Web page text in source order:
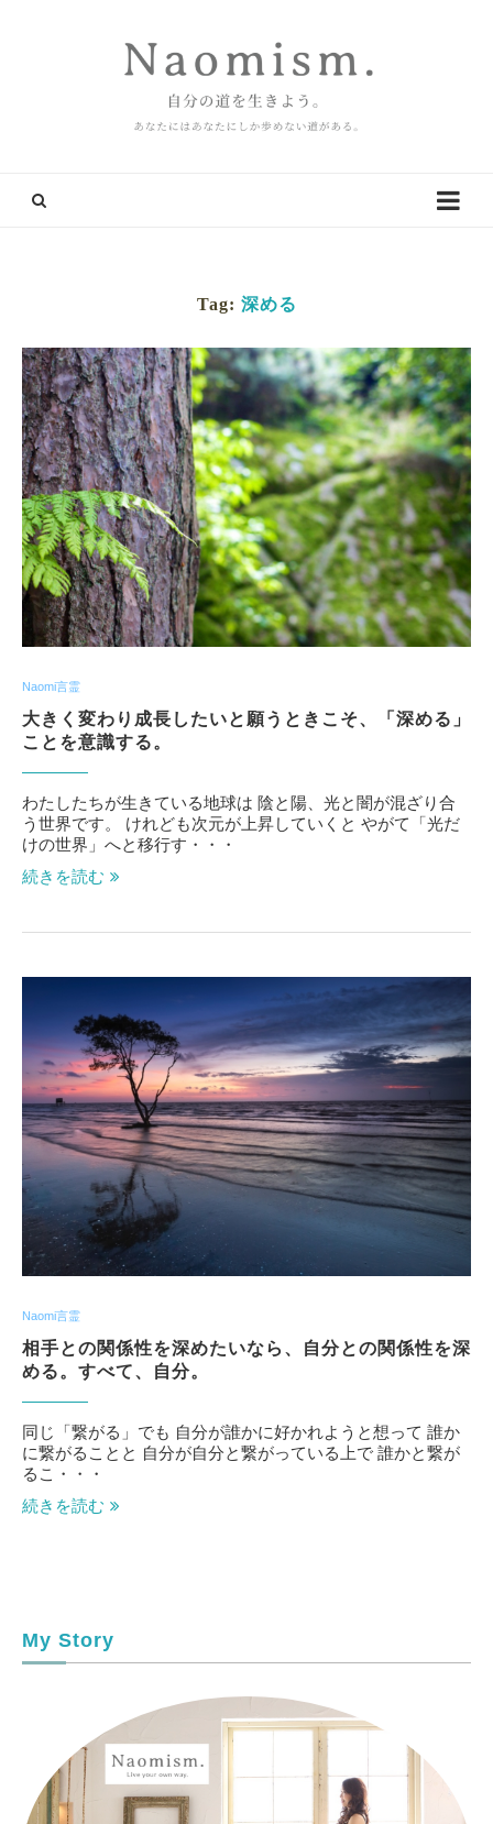
Tag: 深める
Naomi言霊
大きく変わり成長したいと願うときこそ、「深める」
ことを意識する。
わたしたちが生きている地球は 陰と陽、光と闇が混ざり合
う世界です。 けれども次元が上昇していくと やがて「光だ
けの世界」へと移行す・・・
続きを読む
Naomi言霊
相手との関係性を深めたいなら、自分との関係性を深
める。すべて、自分。
同じ「繋がる」でも 自分が誰かに好かれようと想って 誰か
に繋がることと 自分が自分と繋がっている上で 誰かと繋が
るこ・・・
続きを読む
My Story